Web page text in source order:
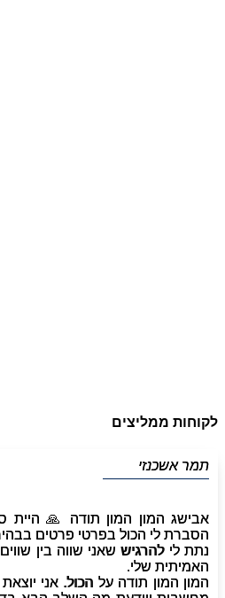
לקוחות ממליצים
אבישג המון המון תודה 🙏 היית
הסברת לי הכול בפרטי פרטים
נתת לי להרגיש שאני שווה בין
האמיתית שלי.
המון המון תודה על הכול. אני
תמר אשכנזי